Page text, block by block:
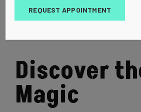
viverra orci sagittis eu voltpa.
corper a lacus vestibulum.
Discover
Magic
REQUEST APPOINTMENT